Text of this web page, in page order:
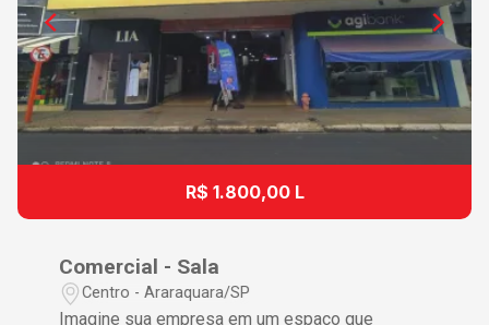
R$ 1.800,00 L
Comercial - Sala
Centro - Araraquara/SP
Imagine sua empresa em um espaço que